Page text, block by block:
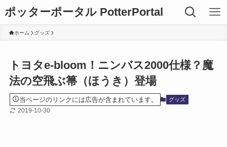
ポッターポータル PotterPortal
ホーム グッズ
トヨタe-bloom！ニンバス2000仕様？魔
法の空飛ぶ箒（ほうき）登場
当ページのリンクには広告が含まれています。 グッズ
2019-10-30